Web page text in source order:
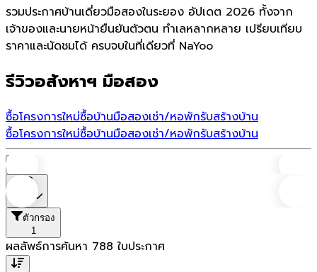
รวมประกาศบ้านเดี่ยวมือสองในระยอง อัปเดต 2026 ทั้งจาก
เจ้าของและนายหน้ายืนยันตัวตน ทำเลหลากหลาย เปรียบเทียบ
ราคาและนัดชมได้ ครบจบในที่เดียวที่ NaYoo
รีวิวอสังหาฯ มือสอง
ซื้อโครงการใหม่ซื้อบ้านมือสองเช่า/หอพักรับสร้างบ้าน
ซื้อโครงการใหม่ซื้อบ้านมือสองเช่า/หอพักรับสร้างบ้าน
ตัวกรอง
1
ผลลัพธ์การค้นหา 788 ใบประกาศ